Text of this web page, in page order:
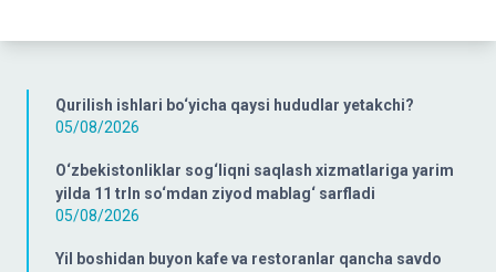
Qurilish ishlari bo‘yicha qaysi hududlar yetakchi?
05/08/2026
O‘zbekistonliklar sog‘liqni saqlash xizmatlariga yarim
yilda 11 trln so‘mdan ziyod mablag‘ sarfladi
05/08/2026
Yil boshidan buyon kafe va restoranlar qancha savdo